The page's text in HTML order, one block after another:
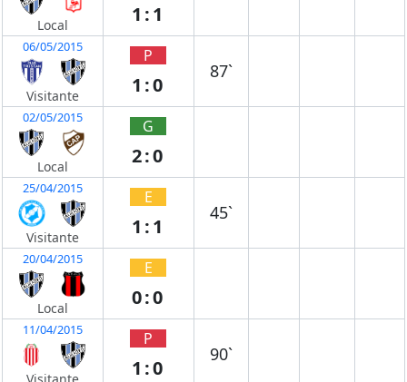
Local 1:1
06/05/2015
Visitante
P
1:0
87`
02/05/2015
Local
G
2:0
25/04/2015
Visitante
E
1:1
45`
20/04/2015
Local
E
0:0
11/04/2015
Visitante
P
1:0
90`